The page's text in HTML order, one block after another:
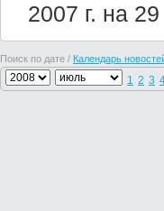
2007 г. на
Поиск по дате / Календарь
1 2 3